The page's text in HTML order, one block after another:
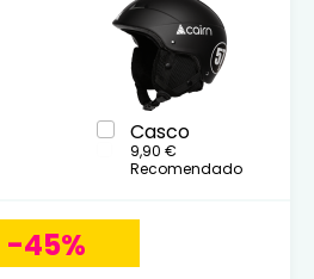
Casco
9,90 €
Recomendado
-45%